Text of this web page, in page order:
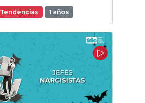
Tendencias 1 años